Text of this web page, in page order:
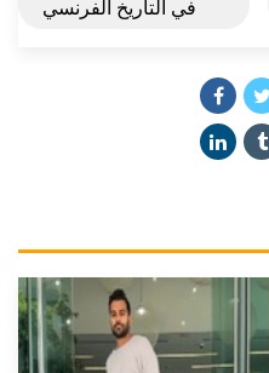
في التاريخ الفرنسي